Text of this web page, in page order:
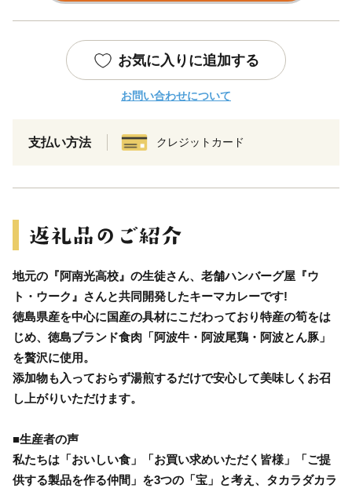
お気に入りに追加する
お問い合わせについて
支払い方法 クレジットカード
地元の『阿南光高校』の生徒さん、老舗ハンバーグ屋『ウ
ト・ウーク』さんと共同開発したキーマカレーです!
徳島県産を中心に国産の具材にこだわっており特産の筍をは
じめ、徳島ブランド食肉「阿波牛・阿波尾鶏・阿波とん豚」
を贅沢に使用。
添加物も入っておらず湯煎するだけで安心して美味しくお召
し上がりいただけます。
■生産者の声
私たちは「おいしい食」「お買い求めいただく皆様」「ご提
供する製品を作る仲間」を3つの「宝」と考え、タカラダカラ